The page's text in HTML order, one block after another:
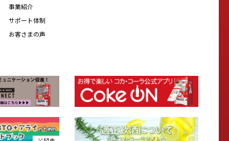
事業紹介
サポート体制
お客さまの声